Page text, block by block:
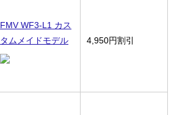
FMV WF3-L1 カス
タムメイドモデル
4,950円割引